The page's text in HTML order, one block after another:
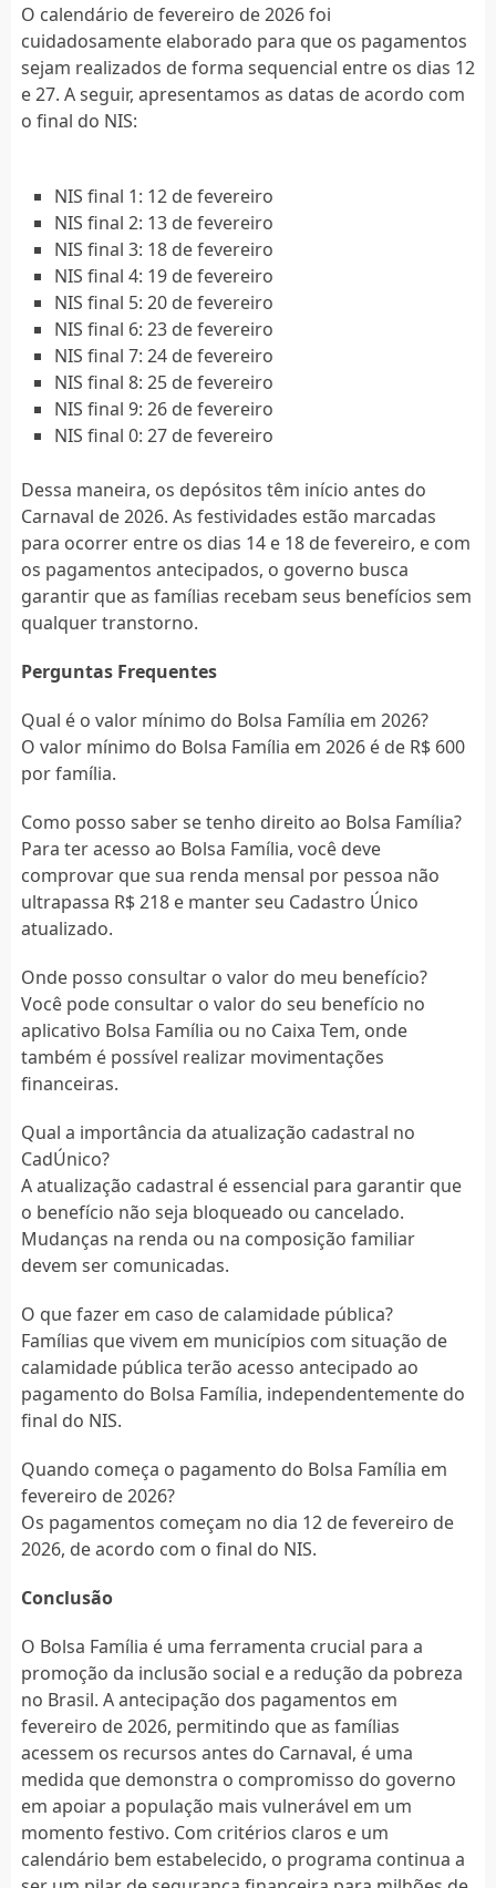
O calendário de fevereiro de 2026 foi
cuidadosamente elaborado para que os pagamentos
sejam realizados de forma sequencial entre os dias 12
e 27. A seguir, apresentamos as datas de acordo com
o final do NIS:
NIS final 1: 12 de fevereiro
NIS final 2: 13 de fevereiro
NIS final 3: 18 de fevereiro
NIS final 4: 19 de fevereiro
NIS final 5: 20 de fevereiro
NIS final 6: 23 de fevereiro
NIS final 7: 24 de fevereiro
NIS final 8: 25 de fevereiro
NIS final 9: 26 de fevereiro
NIS final 0: 27 de fevereiro
Dessa maneira, os depósitos têm início antes do
Carnaval de 2026. As festividades estão marcadas
para ocorrer entre os dias 14 e 18 de fevereiro, e com
os pagamentos antecipados, o governo busca
garantir que as famílias recebam seus benefícios sem
qualquer transtorno.
Perguntas Frequentes
Qual é o valor mínimo do Bolsa Família em 2026?
O valor mínimo do Bolsa Família em 2026 é de R$ 600
por família.
Como posso saber se tenho direito ao Bolsa Família?
Para ter acesso ao Bolsa Família, você deve
comprovar que sua renda mensal por pessoa não
ultrapassa R$ 218 e manter seu Cadastro Único
atualizado.
Onde posso consultar o valor do meu benefício?
Você pode consultar o valor do seu benefício no
aplicativo Bolsa Família ou no Caixa Tem, onde
também é possível realizar movimentações
financeiras.
Qual a importância da atualização cadastral no
CadÚnico?
A atualização cadastral é essencial para garantir que
o benefício não seja bloqueado ou cancelado.
Mudanças na renda ou na composição familiar
devem ser comunicadas.
O que fazer em caso de calamidade pública?
Famílias que vivem em municípios com situação de
calamidade pública terão acesso antecipado ao
pagamento do Bolsa Família, independentemente do
final do NIS.
Quando começa o pagamento do Bolsa Família em
fevereiro de 2026?
Os pagamentos começam no dia 12 de fevereiro de
2026, de acordo com o final do NIS.
Conclusão
O Bolsa Família é uma ferramenta crucial para a
promoção da inclusão social e a redução da pobreza
no Brasil. A antecipação dos pagamentos em
fevereiro de 2026, permitindo que as famílias
acessem os recursos antes do Carnaval, é uma
medida que demonstra o compromisso do governo
em apoiar a população mais vulnerável em um
momento festivo. Com critérios claros e um
calendário bem estabelecido, o programa continua a